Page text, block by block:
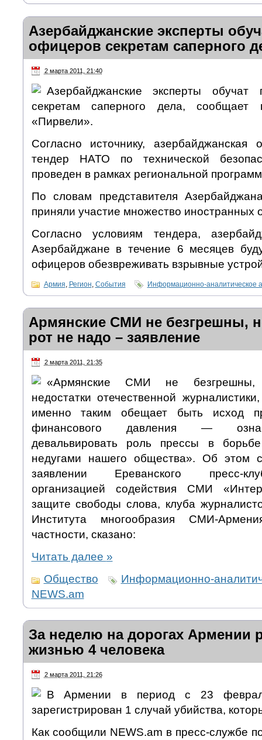
Азербайджанские эксперты
офицеров секретам саперного
2 марта 2011, 21:40
Азербайджанские эксперты обучат
секретам саперного дела, сообщает
«Пирвели».
Согласно источнику, азербайджанская
тендер НАТО по технической
проведен в рамках региональной
По словам представителя
приняли участие множество иностранных
Согласно условиям тендера,
Азербайджане в течение 6 месяцев
офицеров обезвреживать взрывные
Армия, Регион, События Информационно-аналитическое
Армянские СМИ не безгрешны,
рот не надо – заявление
2 марта 2011, 21:35
«Армянские СМИ не безгрешны,
недостатки отечественной
именно таким обещает быть исход
финансового давления —
девальвировать роль прессы в
недугами нашего общества». Об этом
заявлении Ереванского пресс-
организацией содействия СМИ
защите свободы слова, клуба
Института многообразия СМИ-
частности, сказано:
Читать далее »
Общество
Информационно-
NEWS.am
За неделю на дорогах Армении
жизнью 4 человека
2 марта 2011, 21:26
В Армении в период с 23
зарегистрирован 1 случай убийства,
Как сообщили NEWS.am в пресс-службе